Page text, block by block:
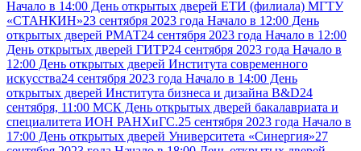
Начало в 14:00 День открытых дверей ЕТИ (филиала) МГТУ
«СТАНКИН»23 сентября 2023 года Начало в 12:00 День
открытых дверей РМАТ24 сентября 2023 года Начало в 12:00
День открытых дверей ГИТР24 сентября 2023 года Начало в
12:00 День открытых дверей Института современного
искусства24 сентября 2023 года Начало в 14:00 День
открытых дверей Института бизнеса и дизайна B&D24
сентября, 11:00 МСК День открытых дверей бакалавриата и
специалитета ИОН РАНХиГС.25 сентября 2023 года Начало в
17:00 День открытых дверей Университета «Синергия»27